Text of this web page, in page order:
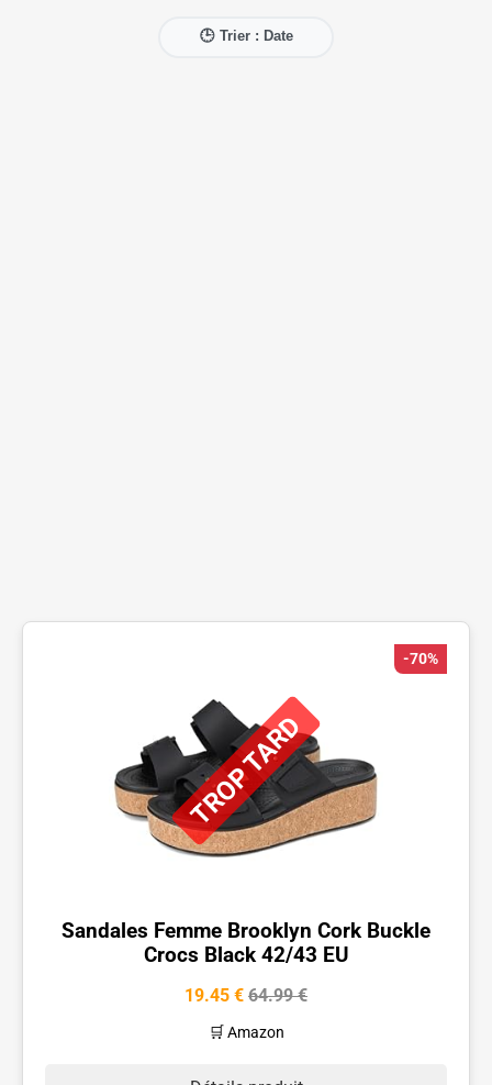
🕒 Trier : Date
TROP TARD
-70%
Sandales Femme Brooklyn Cork Buckle
Crocs Black 42/43 EU
19.45 € 64.99 €
🛒 Amazon